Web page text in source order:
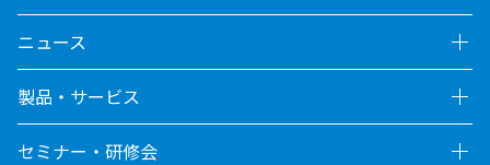
ニュース
製品・サービス
セミナー・研修会